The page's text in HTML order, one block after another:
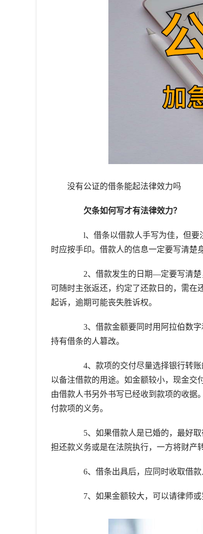
没有公证的借条能起法律效力吗
欠条如何写才有法律效力？
l、借条以借款人手写为佳，但要
时应按手印。借款人的信息一定要写清楚
2、借款发生的日期—定要写清楚
可随时主张返还，约定了还款日的，需在
起诉，逾期可能丧失胜诉权。
3、借款金额要同时用阿拉伯数字
持有借条的人篡改。
4、款项的交付尽量选择银行转账
以备注借款的用途。如金额较小，现金交
由借款人书另外书写已经收到款项的收据
付款项的义务。
5、如果借款人是已婚的，最好取
担还款义务或是在法院执行，一方将财产
6、借条出具后，应同时收取借款
7、如果金额较大，可以请律师或